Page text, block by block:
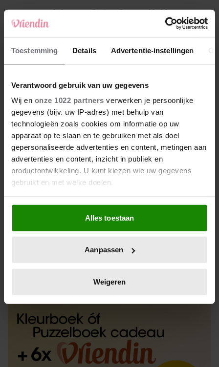
Toestemming Details Advertentie-instellingen
Verantwoord gebruik van uw gegevens
Wij en onze 1022 partners verwerken je persoonlijke
gegevens (bijv. uw IP-adres) met behulp van
technologieën zoals cookies om informatie op uw
apparaat op te slaan en te gebruiken met als doel
gepersonaliseerde advertenties en content, metingen aan
advertenties en content, inzicht in publiek en
productontwikkeling. U kunt kiezen wie uw gegevens
gebruikt en met welke doelen.
Als u het toestaat, willen we ook graag:
Informatie verzamelen over uw geografische
locatie, die tot een paar meter nauwkeurig kan zijn
scannen op specifieke eigenschappen (fingerprinting)
verwerkt en stel uw voorkeuren in het
intrekken in de Cookieverklaring.
We gebruiken cookies om content en advertenties te
personaliseren, om functies voor social media te bieden
en om ons websiteverkeer te analyseren. Ook delen we
informatie over uw gebruik van onze site met onze
Alles toestaan
Aanpassen
Weigeren
4 Makelaar Mandy: ‘Vrijdagavond belde Bart.
Hij sprak eng kalm’
5 Makelaar Mandy: ‘Judith typt… En deze keer
durf ik bijna niet te lezen wat er komt’
Nieuw